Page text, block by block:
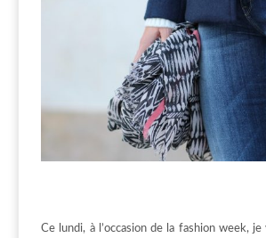
Ce lundi, à l’occasion de la fashion week, je